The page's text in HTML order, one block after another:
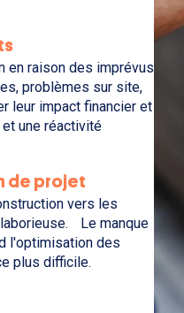
en raison des imprévus
problèmes sur site,
leur impact financier et
une réactivité
de projet
vers les
Le manque
l'optimisation des
plus difficile.